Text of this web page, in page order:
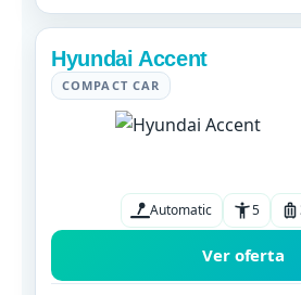
Hyundai Accent
COMPACT CAR
Automatic 5
Ver oferta